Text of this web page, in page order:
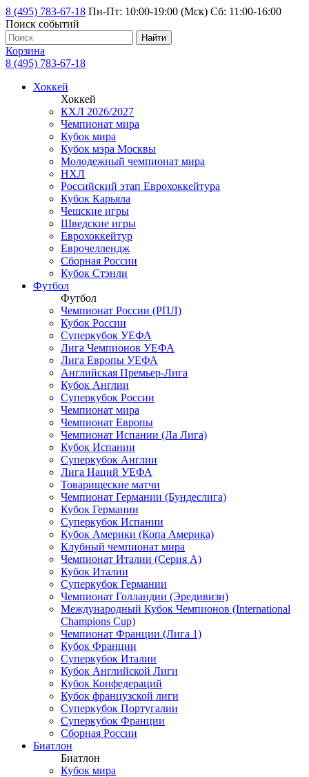
8 (495) 783-67-18 Пн-Пт: 10:00-19:00 (Мск) Сб: 11:00-16:00
Поиск событий
Найти
Корзина
8 (495) 783-67-18
Хоккей
Хоккей
КХЛ 2026/2027
Чемпионат мира
Кубок мира
Кубок мэра Москвы
Молодежный чемпионат мира
НХЛ
Российский этап Еврохоккейтура
Кубок Карьяла
Чешские игры
Шведские игры
Еврохоккейтур
Еврочеллендж
Сборная России
Кубок Стэнли
Футбол
Футбол
Чемпионат России (РПЛ)
Кубок России
Суперкубок УЕФА
Лига Чемпионов УЕФА
Лига Европы УЕФА
Английская Премьер-Лига
Кубок Англии
Суперкубок России
Чемпионат мира
Чемпионат Европы
Чемпионат Испании (Ла Лига)
Кубок Испании
Суперкубок Англии
Лига Наций УЕФА
Товарищеские матчи
Чемпионат Германии (Бундеслига)
Кубок Германии
Суперкубок Испании
Кубок Америки (Копа Америка)
Клубный чемпионат мира
Чемпионат Италии (Серия А)
Кубок Италии
Суперкубок Германии
Чемпионат Голландии (Эредивизи)
Международный Кубок Чемпионов (International
Champions Cup)
Чемпионат Франции (Лига 1)
Кубок Франции
Суперкубок Италии
Кубок Английской Лиги
Кубок Конфедераций
Кубок французской лиги
Суперкубок Португалии
Суперкубок Франции
Сборная России
Биатлон
Биатлон
Кубок мира